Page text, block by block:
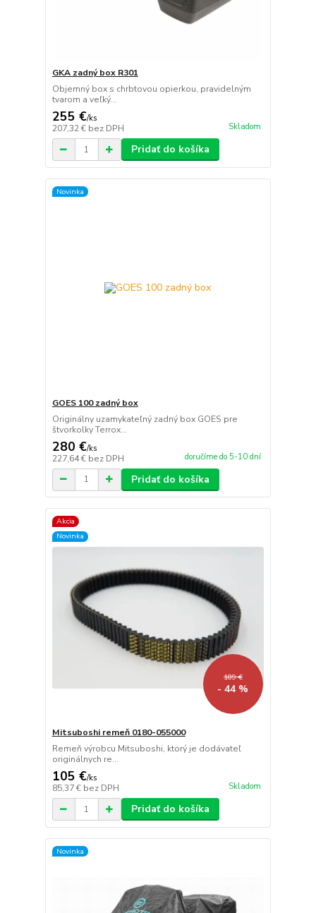
GKA zadný box R301
Objemný box s chrbtovou opierkou, pravidelným
tvarom a veľký...
255 €/ks
207,32 € bez DPH Skladom
Pridať do košíka
Novinka
GOES 100 zadný box
Originálny uzamykateľný zadný box GOES pre
štvorkolky Terrox...
280 €/ks
227,64 € bez DPH doručíme do 5-10 dní
Pridať do košíka
Akcia
Novinka
189 €
- 44 %
Mitsuboshi remeň 0180-055000
Remeň výrobcu Mitsuboshi, ktorý je dodávateľ
originálnych re...
105 €/ks
85,37 € bez DPH Skladom
Pridať do košíka
Novinka